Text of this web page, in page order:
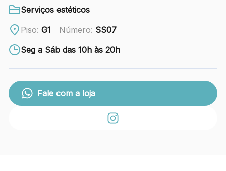
Ver local
Chamar Uber
(47) 3348-4609
Serviços estéticos
Piso: G1 Número: SS07
Seg a Sáb das 10h às 20h
Fale com a loja